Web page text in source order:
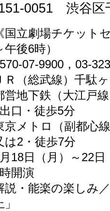
151-0051 渋谷区
《国立劇場チケット
午後6時）
07-9900，03-
Ｒ（総武線）千駄
営地下鉄（大江戸
口・徒歩5分
京メトロ（副都心
は2・徒歩7分
18日（月）～22
開演
説・能楽の楽しみ
」